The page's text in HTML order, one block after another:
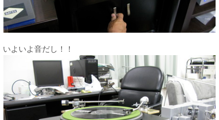
いよいよ音だし！！